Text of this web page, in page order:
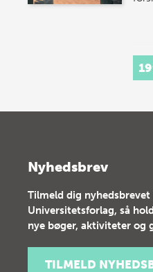
Nyhedsbrev
Tilmeld dig nyhedsbrevet
Universitetsforlag, så
nye bøger, aktiviteter og
TILMELD